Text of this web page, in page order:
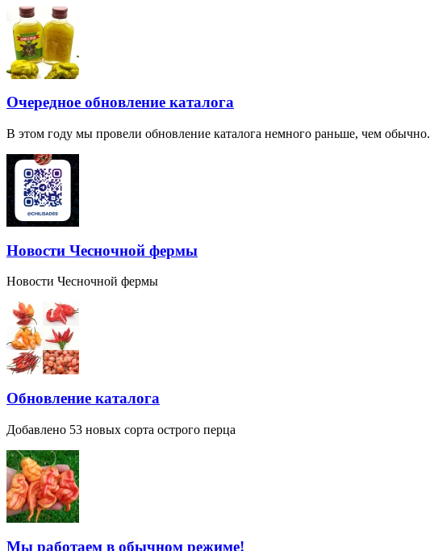
Очередное обновление каталога
В этом году мы провели обновление каталога немного раньше, чем обычно.
Новости Чесночной фермы
Новости Чесночной фермы
Обновление каталога
Добавлено 53 новых сорта острого перца
Мы работаем в обычном режиме!